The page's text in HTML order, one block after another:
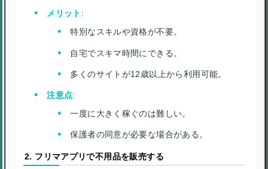
メリット:
特別なスキルや資格が不要。
自宅でスキマ時間にできる。
多くのサイトが12歳以上から利用可能。
注意点:
一度に大きく稼ぐのは難しい。
保護者の同意が必要な場合がある。
2. フリマアプリで不用品を販売する